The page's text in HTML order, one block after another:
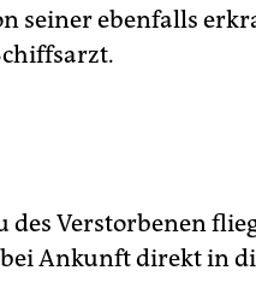
seiner ebenfalls
des Verstorbenen
Ankunft direkt in